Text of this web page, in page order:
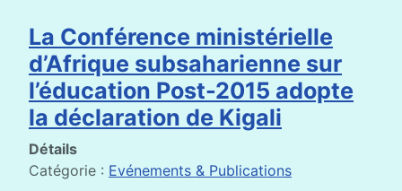
La Conférence ministérielle
d’Afrique subsaharienne sur
l’éducation Post-2015 adopte
la déclaration de Kigali
Détails
Catégorie : Evénements & Publications